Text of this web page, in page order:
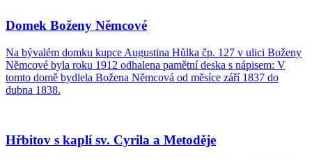
Domek Boženy Němcové
Na bývalém domku kupce Augustina Hůlka čp. 127 v ulici Boženy
Němcové byla roku 1912 odhalena pamětní deska s nápisem: V
tomto domě bydlela Božena Němcová od měsíce září 1837 do
dubna 1838.
Hřbitov s kaplí sv. Cyrila a Metoděje